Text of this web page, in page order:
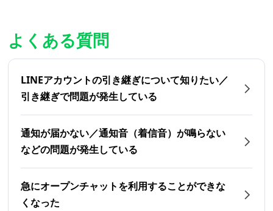
よくある質問
LINEアカウントの引き継ぎについて知りたい／
引き継ぎで問題が発生している
通知が届かない／通知音（着信音）が鳴らない
などの問題が発生している
急にオープンチャットを利用することができな
くなった